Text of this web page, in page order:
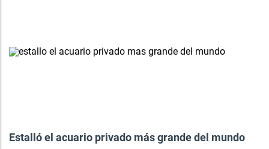
Estalló el acuario privado más grande del mundo